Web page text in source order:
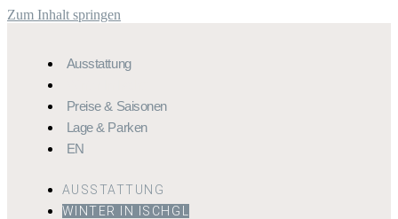
Zum Inhalt springen
Ausstattung
Preise & Saisonen
Lage & Parken
EN
AUSSTATTUNG
WINTER IN ISCHGL